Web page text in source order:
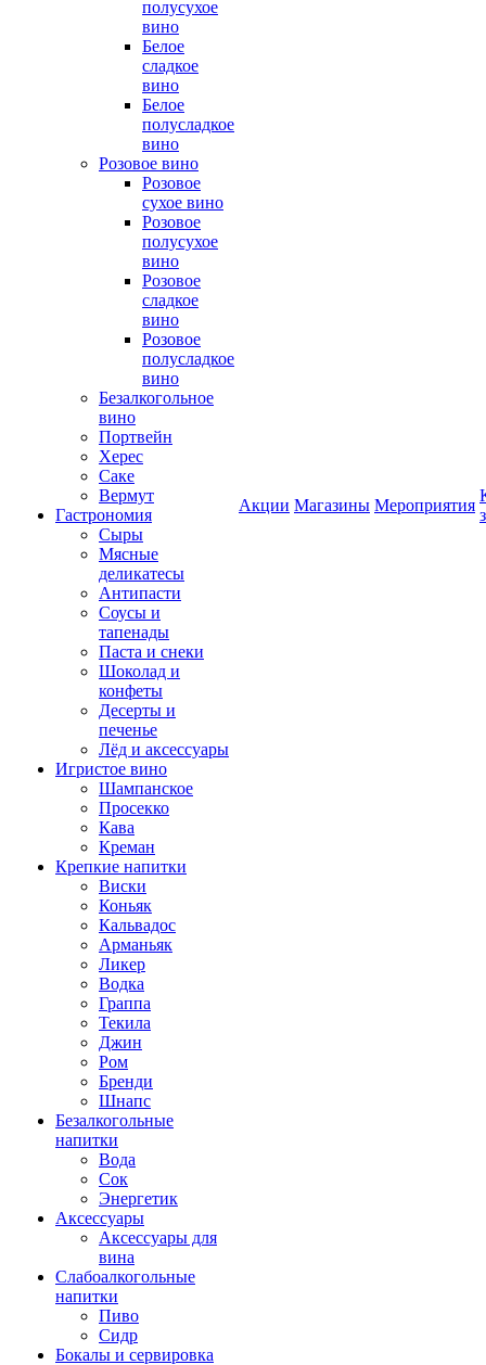
полусухое
вино
Белое
сладкое
вино
Белое
полусладкое
вино
Розовое вино
Розовое
сухое вино
Розовое
полусухое
вино
Розовое
сладкое
вино
Розовое
полусладкое
вино
Безалкогольное
вино
Портвейн
Херес
Саке
Вермут
Гастрономия
Сыры
Мясные
деликатесы
Антипасти
Соусы и
тапенады
Паста и снеки
Шоколад и
конфеты
Десерты и
печенье
Лёд и аксессуары
Игристое вино
Шампанское
Просекко
Кава
Креман
Крепкие напитки
Виски
Коньяк
Кальвадос
Арманьяк
Ликер
Водка
Граппа
Текила
Джин
Ром
Бренди
Шнапс
Безалкогольные
напитки
Вода
Сок
Энергетик
Аксессуары
Аксессуары для
вина
Слабоалкогольные
напитки
Пиво
Сидр
Бокалы и сервировка
Акции Магазины Мероприятия